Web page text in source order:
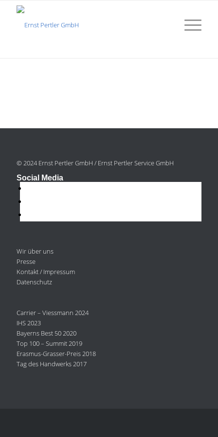
© 2024 Ernst Pertler GmbH / Ernst Pertler Service GmbH
Social Media
Wir über uns
Presse
Kontakt / Impressum
Datenschutz
Carrier – Viessmann 2024
IHS 2023
Bayerns Best 50 2020
Top 100 – Summit 2019
Erasmus-Grasser-Preis 2018
Tag des Handwerks 2017